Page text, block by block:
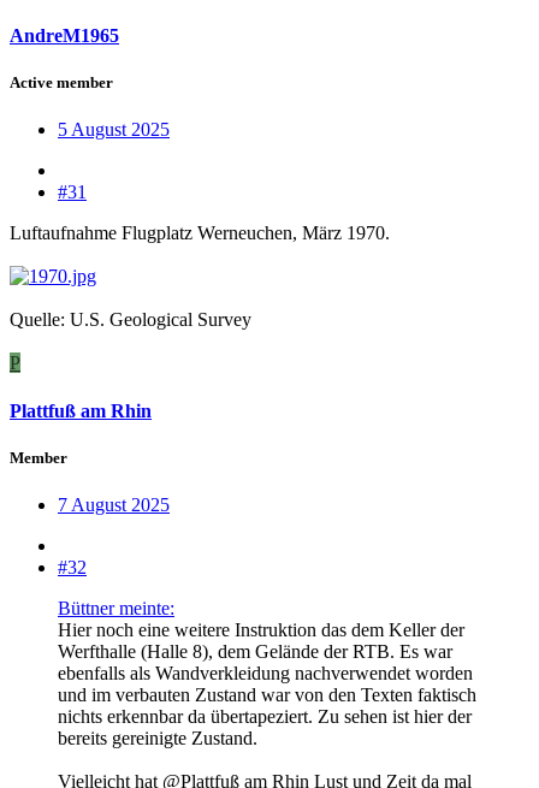
AndreM1965
Active member
5 August 2025
#31
Luftaufnahme Flugplatz Werneuchen, März 1970.
Quelle: U.S. Geological Survey
P
Plattfuß am Rhin
Member
7 August 2025
#32
Büttner meinte:
Hier noch eine weitere Instruktion das dem Keller der
Werfthalle (Halle 8), dem Gelände der RTB. Es war
ebenfalls als Wandverkleidung nachverwendet worden
und im verbauten Zustand war von den Texten faktisch
nichts erkennbar da übertapeziert. Zu sehen ist hier der
bereits gereinigte Zustand.
Vielleicht hat @Plattfuß am Rhin Lust und Zeit da mal